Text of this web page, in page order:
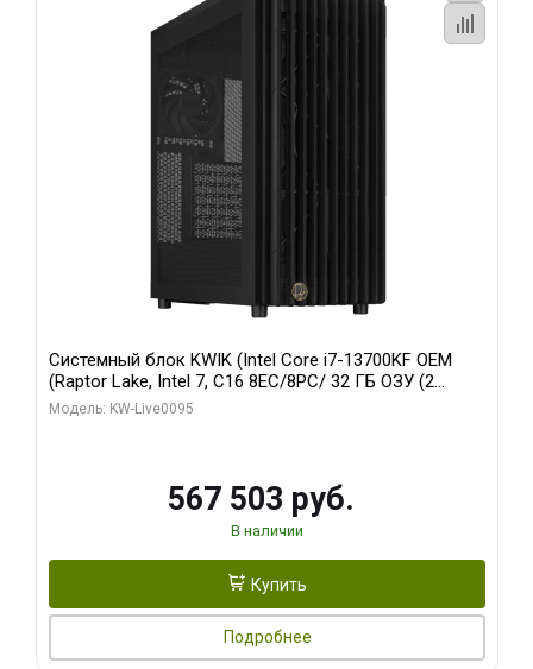
Системный блок KWIK (Intel Core i7-13700KF OEM
(Raptor Lake, Intel 7, C16 8EC/8PC/ 32 ГБ ОЗУ (2
модуля)/ Afox RTX4090 24GB GDDR6X 384-Bit 3xDP
Модель: KW-Live0095
567 503 руб.
В наличии
Купить
Подробнее